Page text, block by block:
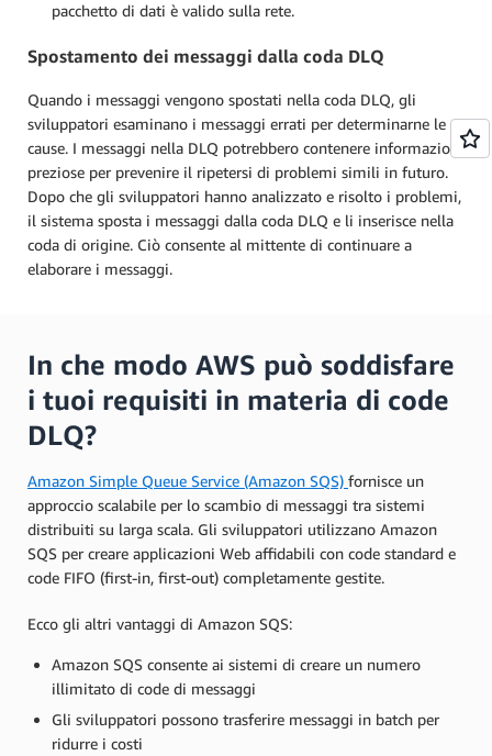
pacchetto di dati è valido sulla rete.
Spostamento dei messaggi dalla coda DLQ
Quando i messaggi vengono spostati nella coda DLQ, gli
sviluppatori esaminano i messaggi errati per determinarne le
cause. I messaggi nella DLQ potrebbero contenere informazioni
preziose per prevenire il ripetersi di problemi simili in futuro.
Dopo che gli sviluppatori hanno analizzato e risolto i problemi,
il sistema sposta i messaggi dalla coda DLQ e li inserisce nella
coda di origine. Ciò consente al mittente di continuare a
elaborare i messaggi.
In che modo AWS può soddisfare
i tuoi requisiti in materia di code
DLQ?
Amazon Simple Queue Service (Amazon SQS) fornisce un
approccio scalabile per lo scambio di messaggi tra sistemi
distribuiti su larga scala. Gli sviluppatori utilizzano Amazon
SQS per creare applicazioni Web affidabili con code standard e
code FIFO (first-in, first-out) completamente gestite.
Ecco gli altri vantaggi di Amazon SQS:
Amazon SQS consente ai sistemi di creare un numero
illimitato di code di messaggi
Gli sviluppatori possono trasferire messaggi in batch per
ridurre i costi